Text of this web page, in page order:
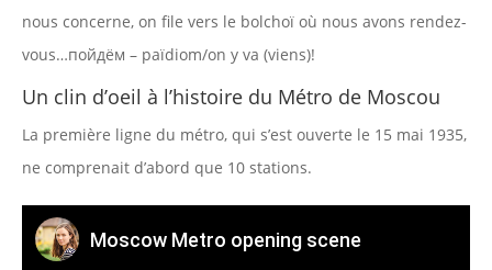
nous concerne, on file vers le bolchoï où nous avons rendez-
vous…пойдём – païdiom/on y va (viens)!
Un clin d’oeil à l’histoire du Métro de Moscou
La première ligne du métro, qui s’est ouverte le 15 mai 1935,
ne comprenait d’abord que 10 stations.
Moscow Metro opening scene